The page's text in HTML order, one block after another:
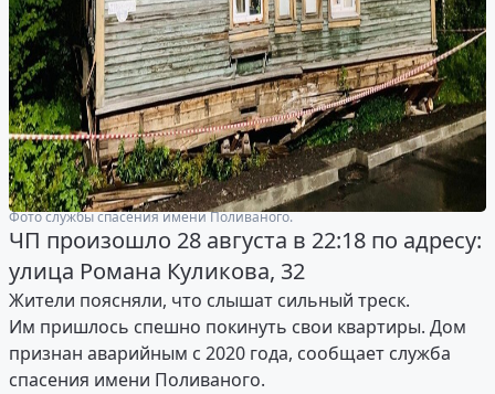
Фото службы спасения имени Поливаного.
ЧП произошло 28 августа в 22:18 по адресу:
улица Романа Куликова, 32
Жители поясняли, что слышат сильный треск.
Им пришлось спешно покинуть свои квартиры. Дом
признан аварийным с 2020 года, сообщает служба
спасения имени Поливаного.